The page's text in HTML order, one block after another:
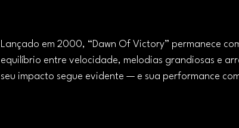
Lançado em 2000, “Dawn Of Victory” permanece
equilíbrio entre velocidade, melodias grandiosas e
seu impacto segue evidente — e sua performance